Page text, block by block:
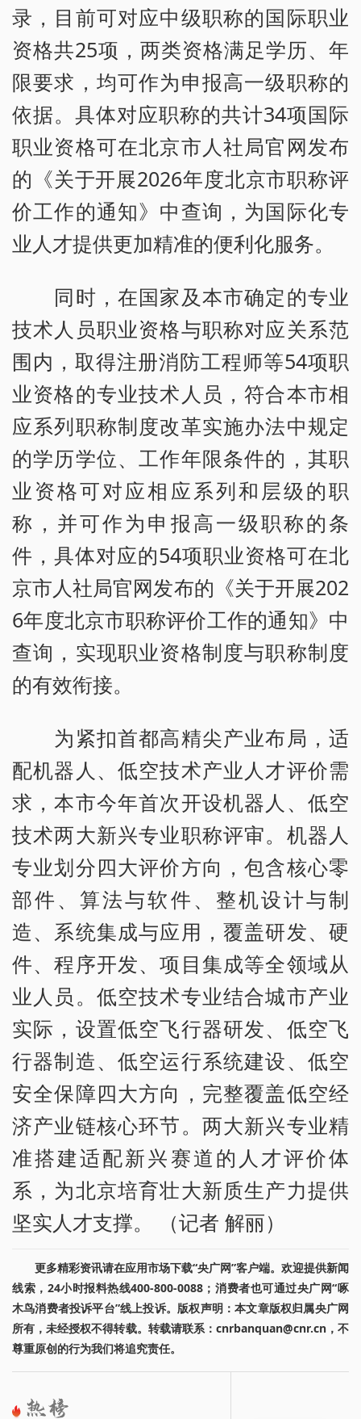
录，目前可对应中级职称的国际职业
资格共25项，两类资格满足学历、年
限要求，均可作为申报高一级职称的
依据。具体对应职称的共计34项国际
职业资格可在北京市人社局官网发布
的《关于开展2026年度北京市职称评
价工作的通知》中查询，为国际化专
业人才提供更加精准的便利化服务。
同时，在国家及本市确定的专业
技术人员职业资格与职称对应关系范
围内，取得注册消防工程师等54项职
业资格的专业技术人员，符合本市相
应系列职称制度改革实施办法中规定
的学历学位、工作年限条件的，其职
业资格可对应相应系列和层级的职
称，并可作为申报高一级职称的条
件，具体对应的54项职业资格可在北
京市人社局官网发布的《关于开展202
6年度北京市职称评价工作的通知》中
查询，实现职业资格制度与职称制度
的有效衔接。
为紧扣首都高精尖产业布局，适
配机器人、低空技术产业人才评价需
求，本市今年首次开设机器人、低空
技术两大新兴专业职称评审。机器人
专业划分四大评价方向，包含核心零
部件、算法与软件、整机设计与制
造、系统集成与应用，覆盖研发、硬
件、程序开发、项目集成等全领域从
业人员。低空技术专业结合城市产业
实际，设置低空飞行器研发、低空飞
行器制造、低空运行系统建设、低空
安全保障四大方向，完整覆盖低空经
济产业链核心环节。两大新兴专业精
准搭建适配新兴赛道的人才评价体
系，为北京培育壮大新质生产力提供
坚实人才支撑。 （记者 解丽）
更多精彩资讯请在应用市场下载“央广网”客户端。欢迎提供新闻
线索，24小时报料热线400-800-0088；消费者也可通过央广网“啄
木鸟消费者投诉平台”线上投诉。版权声明：本文章版权归属央广网
所有，未经授权不得转载。转载请联系：cnrbanquan@cnr.cn，不
尊重原创的行为我们将追究责任。